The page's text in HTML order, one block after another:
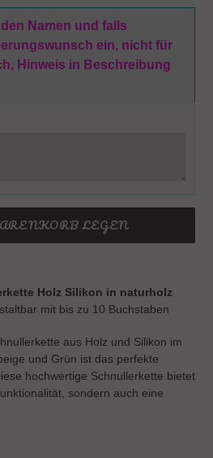
Namen und falls
ein, nicht für
Hinweis in Beschreibung
LEGEN
Holz Silikon in naturholz
mit bis zu 10 Buchstaben
aus Holz und Silikon im
und Grün ist das perfekte
hochwertige Schnullerkette bietet
sondern auch eine